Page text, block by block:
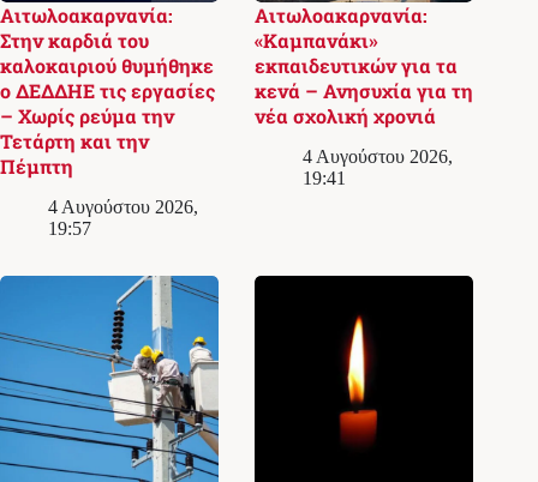
Αιτωλοακαρνανία:
Στην καρδιά του
καλοκαιριού θυμήθηκε
ο ΔΕΔΔΗΕ τις εργασίες
– Χωρίς ρεύμα την
Τετάρτη και την
Πέμπτη
4 Αυγούστου 2026,
19:57
Αιτωλοακαρνανία:
«Καμπανάκι»
εκπαιδευτικών για τα
κενά – Ανησυχία για τη
νέα σχολική χρονιά
4 Αυγούστου 2026,
19:41